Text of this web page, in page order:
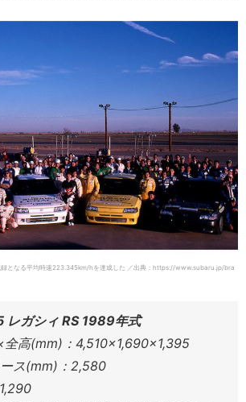
録となる平均時速223.345km/hを達成した ／出典：https://www.subaru.jp/bra
レガシィ RS 1989年式
全高(mm)：4,510×1,690×1,395
ス(mm)：2,580